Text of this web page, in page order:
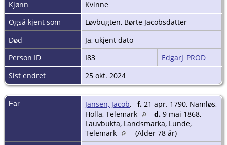
Kjønn
Kvinne
Også kjent som
Løvbugten, Børte Jacobsdatter
Død
Ja, ukjent dato
Person ID
I83
EdgarJ_PROD
Sist endret
25 okt. 2024
Far Jansen, Jacob, f. 21 apr. 1790, Namløs,
Holla, Telemark
d. 9 mai 1868,
Lauvbukta, Landsmarka, Lunde,
Telemark
(Alder 78 år)